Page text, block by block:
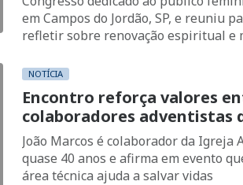
em Campos do Jordão, SP, e reuniu
refletir sobre renovação espiritual e
NOTÍCIA
Encontro reforça valores
colaboradores adventistas
João Marcos é colaborador da Igreja
quase 40 anos e afirma em evento
área técnica ajuda a salvar vidas